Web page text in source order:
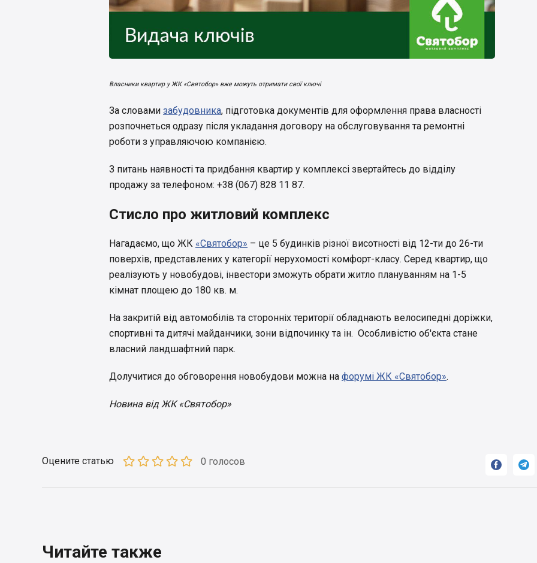
Власники квартир у ЖК «Святобор» вже можуть отримати свої ключі
За словами забудовника, підготовка документів для оформлення права власності
розпочнеться одразу після укладання договору на обслуговування та ремонтні
роботи з управляючою компанією.
З питань наявності та придбання квартир у комплексі звертайтесь до відділу
продажу за телефоном: +38 (067) 828 11 87.
Стисло про житловий комплекс
Нагадаємо, що ЖК «Святобор» – це 5 будинків різної висотності від 12-ти до 26-ти
поверхів, представлених у категорії нерухомості комфорт-класу. Серед квартир, що
реалізують у новобудові, інвестори зможуть обрати житло плануванням на 1-5
кімнат площею до 180 кв. м.
На закритій від автомобілів та сторонніх території обладнають велосипедні доріжки,
спортивні та дитячі майданчики, зони відпочинку та ін. Особливістю об'єкта стане
власний ландшафтний парк.
Долучитися до обговорення новобудови можна на форумі ЖК «Святобор».
Новина від ЖК «Святобор»
Оцените статью 0 голосов  
Читайте также